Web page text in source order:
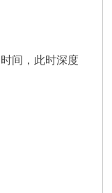
间，此时深度